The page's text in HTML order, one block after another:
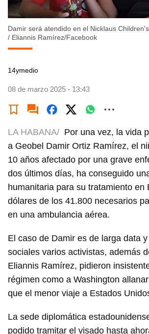
Damir será atendido en el Nicklaus
/ Eliannis Ramírez/Facebook
14ymedio
08 de marzo 2025 - 13:43
LA HABANA/ Por una vez, la vida
a Geobel Damir Ortiz Ramírez, el
10 años afectado por una grave
dos últimos días, ha conseguido
humanitaria para su tratamiento en
dólares de los 41.800 necesarios
en una ambulancia aérea.
El caso de Damir es de larga data
sociales varios activistas, además
Eliannis Ramírez, pidieron
régimen como a Washington
que el menor viaje a Estados
La sede diplomática
podido tramitar el visado hasta